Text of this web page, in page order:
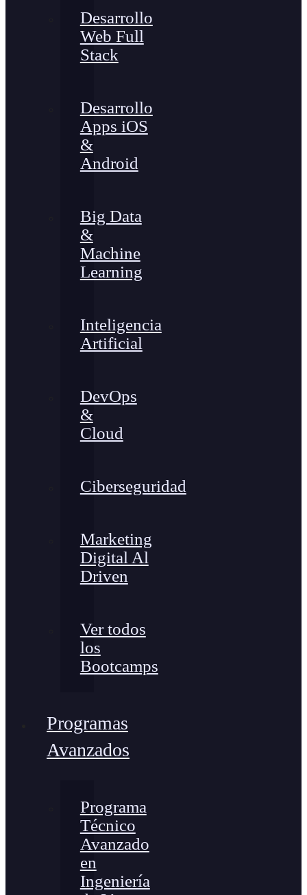
Desarrollo
Web Full
Stack
Desarrollo
Apps iOS
&
Android
Big Data
&
Machine
Learning
Inteligencia
Artificial
DevOps
&
Cloud
Ciberseguridad
Marketing
Digital Al
Driven
Ver todos
los
Bootcamps
Programas
Avanzados
Programa
Técnico
Avanzado
en
Ingeniería